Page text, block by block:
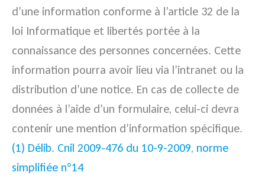
d’une information conforme à l’article 32 de la
loi Informatique et libertés portée à la
connaissance des personnes concernées. Cette
information pourra avoir lieu via l’intranet ou la
distribution d’une notice. En cas de collecte de
données à l’aide d’un formulaire, celui-ci devra
contenir une mention d’information spécifique.
(1) Délib. Cnil 2009-476 du 10-9-2009, norme
simplifiée n°14